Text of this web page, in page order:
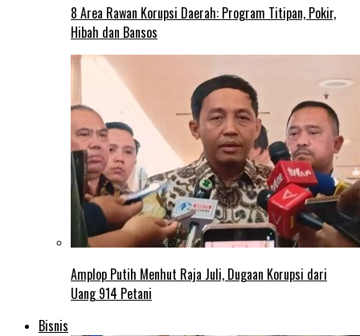
8 Area Rawan Korupsi Daerah: Program Titipan, Pokir,
Hibah dan Bansos
Amplop Putih Menhut Raja Juli, Dugaan Korupsi dari
Uang 914 Petani
Bisnis